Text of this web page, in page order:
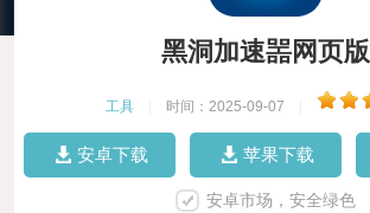
黑洞加速噐网页版
工具 时间：2025-09-07
安卓下载 苹果下载
安卓市场，安全绿色